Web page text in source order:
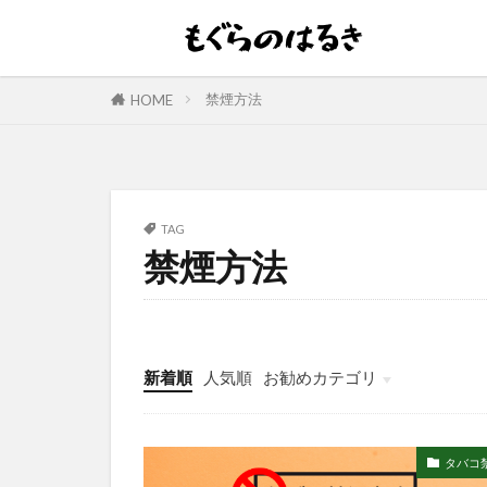
HOME 禁煙方法
TAG
禁煙方法
新着順 人気順 お勧めカテゴリ
タバコ